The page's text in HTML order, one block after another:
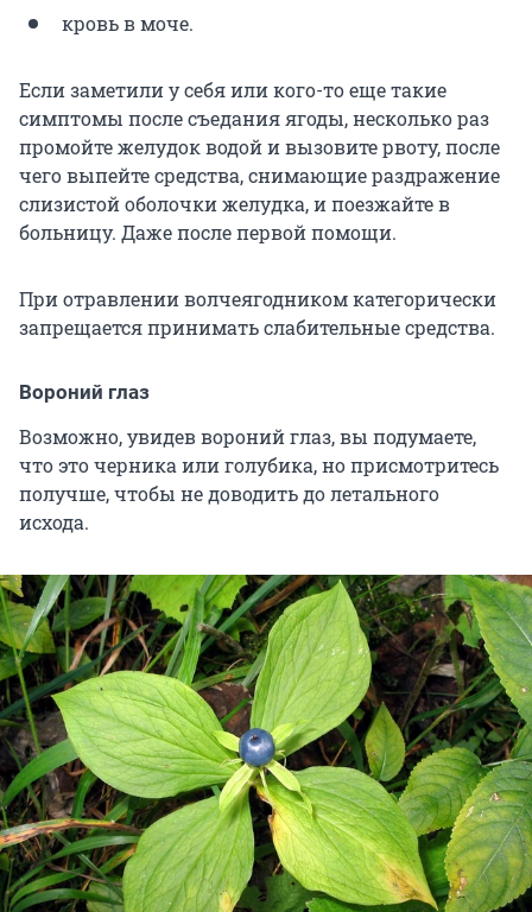
кровь в моче.
Если заметили у себя или кого-то еще такие
симптомы после съедания ягоды, несколько раз
промойте желудок водой и вызовите рвоту, после
чего выпейте средства, снимающие раздражение
слизистой оболочки желудка, и поезжайте в
больницу. Даже после первой помощи.
При отравлении волчеягодником категорически
запрещается принимать слабительные средства.
Вороний глаз
Возможно, увидев вороний глаз, вы подумаете,
что это черника или голубика, но присмотритесь
получше, чтобы не доводить до летального
исхода.